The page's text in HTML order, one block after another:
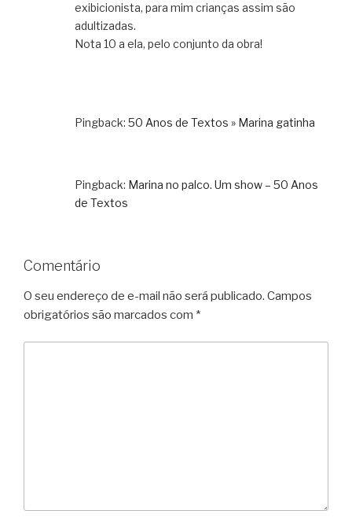
exibicionista, para mim crianças assim são
adultizadas.
Nota 10 a ela, pelo conjunto da obra!
Pingback: 50 Anos de Textos » Marina gatinha
Pingback: Marina no palco. Um show – 50 Anos
de Textos
Comentário
O seu endereço de e-mail não será publicado. Campos
obrigatórios são marcados com *